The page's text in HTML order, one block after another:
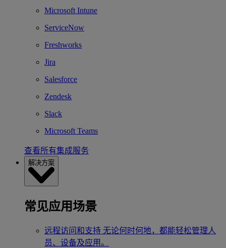
Microsoft Intune
ServiceNow
Freshworks
Jira
Salesforce
Zendesk
Slack
Microsoft Teams
查看所有集成服务
解决方案
常见应用场景
远程访问和支持 无论何时何地，都能轻松管理人
员、设备及应用。